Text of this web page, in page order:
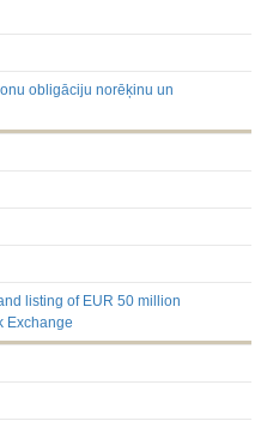
obligāciju norēķinu un
listing of EUR 50 million
Exchange